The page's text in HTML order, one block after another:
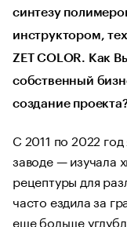
синтезу
инструктором,
ZET COLOR. Как
собственный
создание
С 2011 по 2022
заводе — изучала
рецептуры для
часто ездила за
еще больше